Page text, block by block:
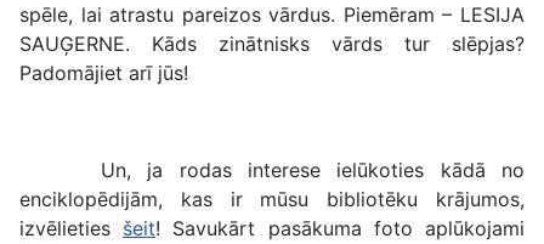
spēle, lai atrastu pareizos vārdus. Piemēram – LESIJA
SAUĢERNE. Kāds zinātnisks vārds tur slēpjas?
Padomājiet arī jūs!
Un, ja rodas interese ielūkoties kādā no
enciklopēdijām, kas ir mūsu bibliotēku krājumos,
izvēlieties šeit! Savukārt pasākuma foto aplūkojami